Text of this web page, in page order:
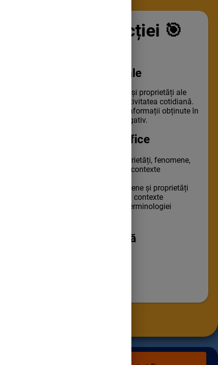
Obiectivele lecției 🎯
Competențe generale
Explorarea unor fenomene și proprietăți ale
substanțelor întâlnite în activitatea cotidiană.
Interpretarea unor date și informații obținute în
cadrul unui demers investigativ.
Competențe specifice
1.1. Identificarea unor proprietăți, fenomene,
substanțe și amestecuri în contexte
1.2. Descrierea unor fenomene și proprietăți
ale substanțelor întâlnite în contexte
cunoscute, prin utilizarea terminologiei
Strategia didactică